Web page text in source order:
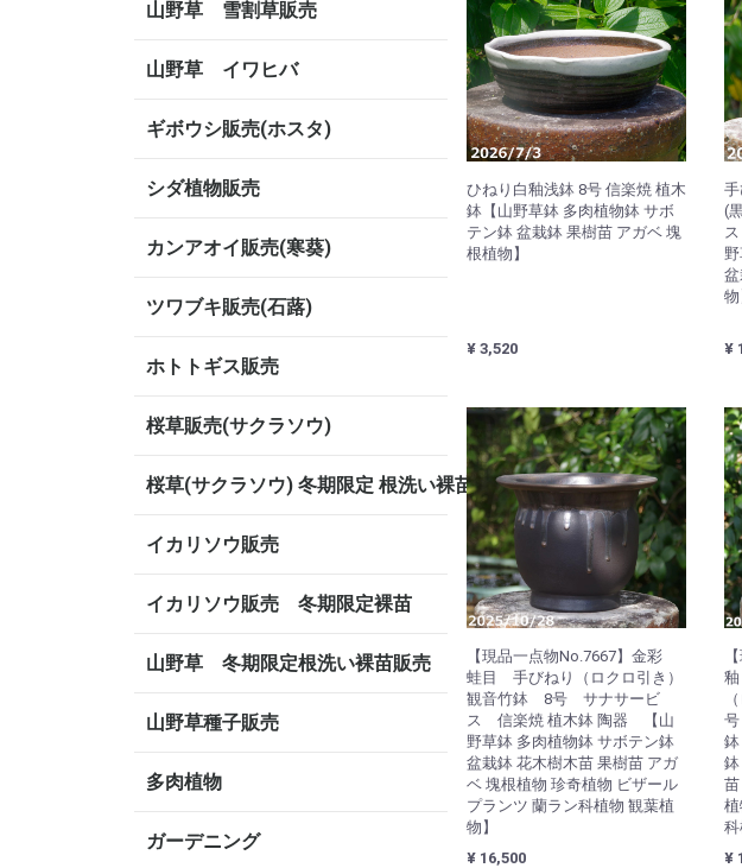
山野草 雪割草販売
山野草 イワヒバ
ギボウシ販売(ホスタ)
シダ植物販売
カンアオイ販売(寒葵)
ツワブキ販売(石蕗)
ホトトギス販売
桜草販売(サクラソウ)
桜草(サクラソウ) 冬期限定 根洗い裸苗
イカリソウ販売
イカリソウ販売 冬期限定裸苗
山野草 冬期限定根洗い裸苗販売
山野草種子販売
多肉植物
ガーデニング
ひねり白釉浅鉢 8号 信楽焼 植木
鉢【山野草鉢 多肉植物鉢 サボ
テン鉢 盆栽鉢 果樹苗 アガベ 塊
根植物】
¥ 3,520
(
物
¥
【現品一点物No.7667】金彩
蛙目 手びねり（ロクロ引き）
観音竹鉢 8号 サナサービ
ス 信楽焼 植木鉢 陶器 【山
野草鉢 多肉植物鉢 サボテン鉢
盆栽鉢 花木樹木苗 果樹苗 アガ
ベ 塊根植物 珍奇植物 ビザール
プランツ 蘭ラン科植物 観葉植
物】
¥ 16,500
科
¥